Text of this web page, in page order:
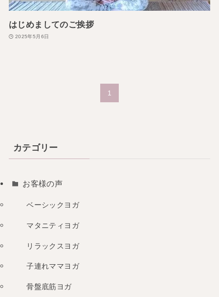
はじめましてのご挨拶
2025年5月6日
1
カテゴリー
お客様の声
ベーシックヨガ
マタニティヨガ
リラックスヨガ
子連れママヨガ
骨盤底筋ヨガ